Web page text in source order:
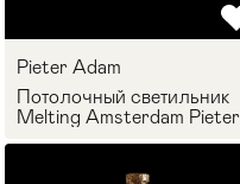
Pieter Adam
Потолочный светильник
Melting Amsterdam Pieter